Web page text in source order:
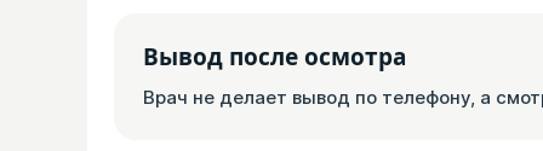
Вывод после осмотра
Врач не делает вывод по телефону, а